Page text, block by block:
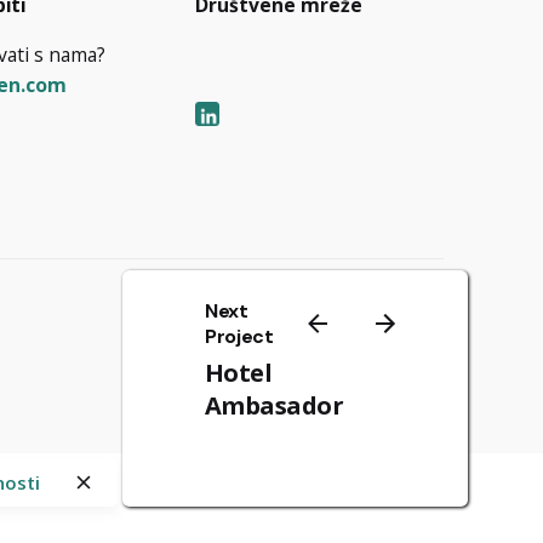
Next
Project
Hotel
Ambasador
s nama?